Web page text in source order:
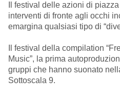
Il festival delle azioni di
interventi di fronte agli occhi
emargina qualsiasi tipo di
Il festival della compilation
Music”, la prima
gruppi che hanno suonato
Sottoscala 9.